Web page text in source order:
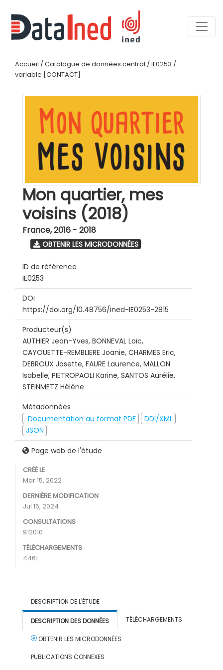
Accueil / Catalogue de données central / IE0253 /
variable [CONTACT]
Mon quartier, mes
voisins (2018)
France,2016 - 2018
OBTENIR LES MICRODONNÉES
ID de référence
IE0253
DOI
https://doi.org/10.48756/ined-IE0253-2815
Producteur(s)
AUTHIER Jean-Yves, BONNEVAL Loïc,
CAYOUETTE-REMBLIERE Joanie, CHARMES Eric,
DEBROUX Josette, FAURE Laurence, MALLON
Isabelle, PIETROPAOLI Karine, SANTOS Aurélie,
STEINMETZ Hélène
Métadonnées
Documentation au format PDF
DDI/XML
JSON
Page web de l'étude
CRÉÉ LE
Mar 15, 2022
DERNIÈRE MODIFICATION
Jul 15, 2024
CONSULTATIONS
912010
TÉLÉCHARGEMENTS
4461
DESCRIPTION DE L'ÉTUDE
DESCRIPTION DES DONNÉES TÉLÉCHARGEMENTS
OBTENIR LES MICRODONNÉES
PUBLICATIONS CONNEXES